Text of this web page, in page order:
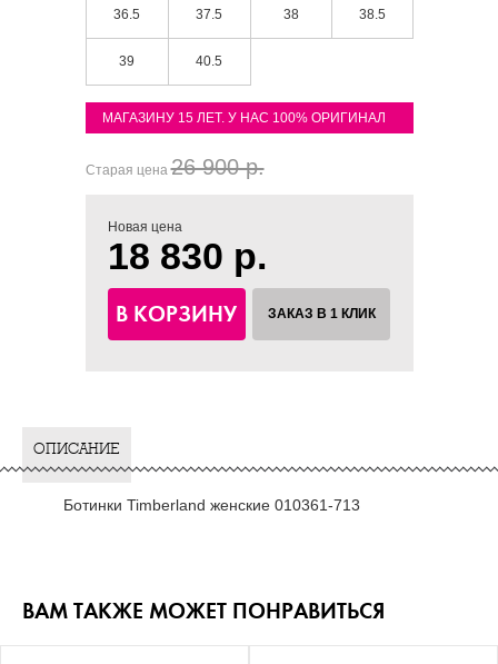
36.5 37.5 38 38.5
39 40.5
МАГАЗИНУ 15 ЛЕТ. У НАС 100% ОРИГИНАЛ
Старая цена26 900 р.
Новая цена
18 830 р.
В КОРЗИНУ ЗАКАЗ В 1 КЛИК
ОПИСАНИЕ
Ботинки Timberland женские 010361-713
ВАМ ТАКЖЕ МОЖЕТ ПОНРАВИТЬСЯ